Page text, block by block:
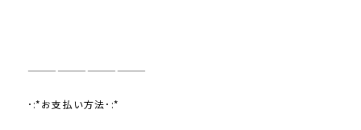
————————————
･:*お支払い方法･:*